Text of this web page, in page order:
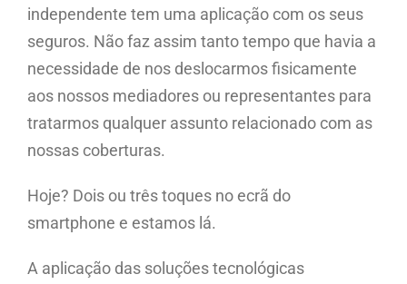
independente tem uma aplicação com os seus
seguros. Não faz assim tanto tempo que havia a
necessidade de nos deslocarmos fisicamente
aos nossos mediadores ou representantes para
tratarmos qualquer assunto relacionado com as
nossas coberturas.
Hoje? Dois ou três toques no ecrã do
smartphone e estamos lá.
A aplicação das soluções tecnológicas